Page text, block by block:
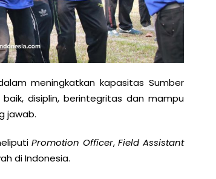
meningkatkan kapasitas Sumber
disiplin, berintegritas dan mampu
jawab.
Promotion Officer,Field Assistant
di Indonesia.